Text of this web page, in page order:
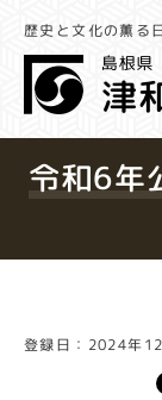
歴史と文化の薫る
令和6年
登録日：2024年